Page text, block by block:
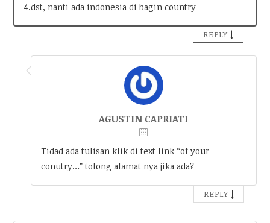
4.dst, nanti ada indonesia di bagin country
REPLY ↓
AGUSTIN CAPRIATI
Tidad ada tulisan klik di text link “of your
conutry…” tolong alamat nya jika ada?
REPLY ↓